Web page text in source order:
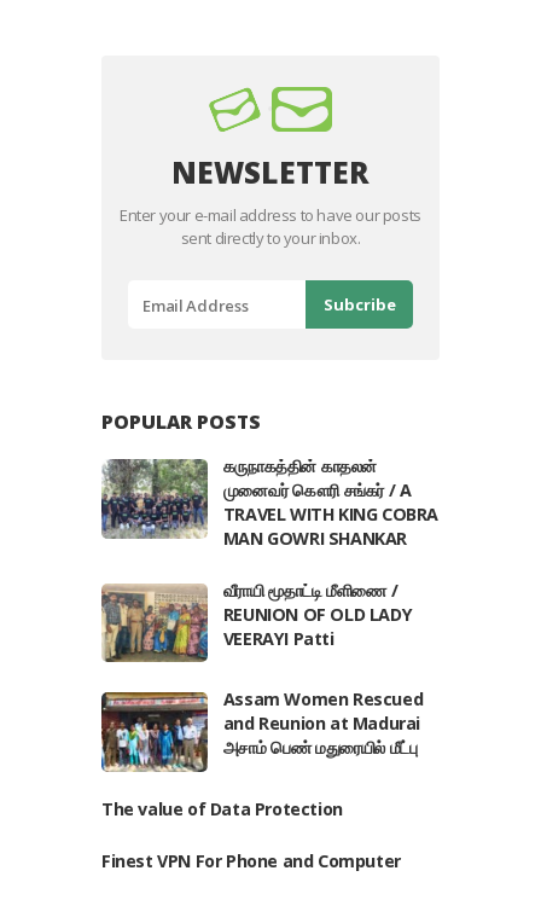
NEWSLETTER
Enter your e-mail address to have our posts
sent directly to your inbox.
POPULAR POSTS
கருநாகத்தின் காதலன்
முனைவர் கௌரி சங்கர் / A
TRAVEL WITH KING COBRA
MAN GOWRI SHANKAR
வீராயி மூதாட்டி மீளிணை /
REUNION OF OLD LADY
VEERAYI Patti
Assam Women Rescued
and Reunion at Madurai
அசாம் பெண் மதுரையில் மீட்பு
The value of Data Protection
Finest VPN For Phone and Computer